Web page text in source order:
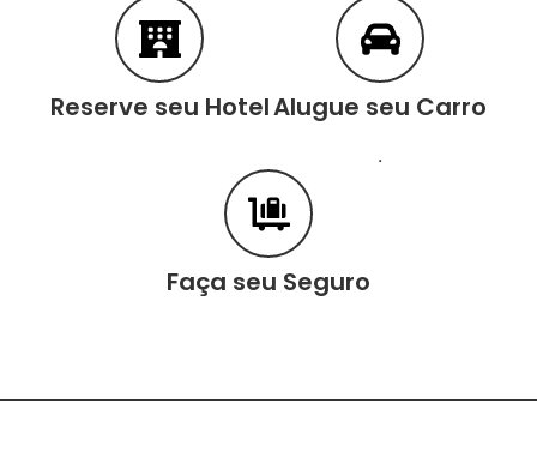
Reserve seu HotelAlugue seu Carro
.
Faça seu Seguro